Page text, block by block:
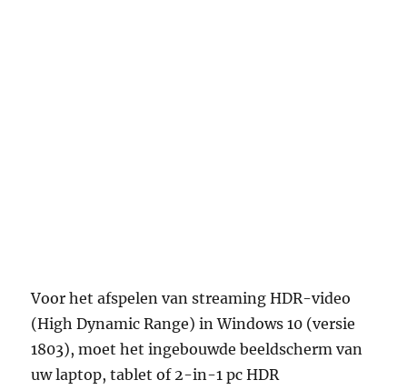
Voor het afspelen van streaming HDR-video
(High Dynamic Range) in Windows 10 (versie
1803), moet het ingebouwde beeldscherm van
uw laptop, tablet of 2-in-1 pc HDR